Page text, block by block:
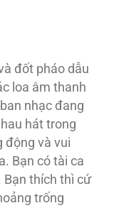
đốt pháo dẫu
loa âm thanh
nhạc đang
hát trong
động và vui
Bạn có tài ca
Bạn thích thì cứ
trống